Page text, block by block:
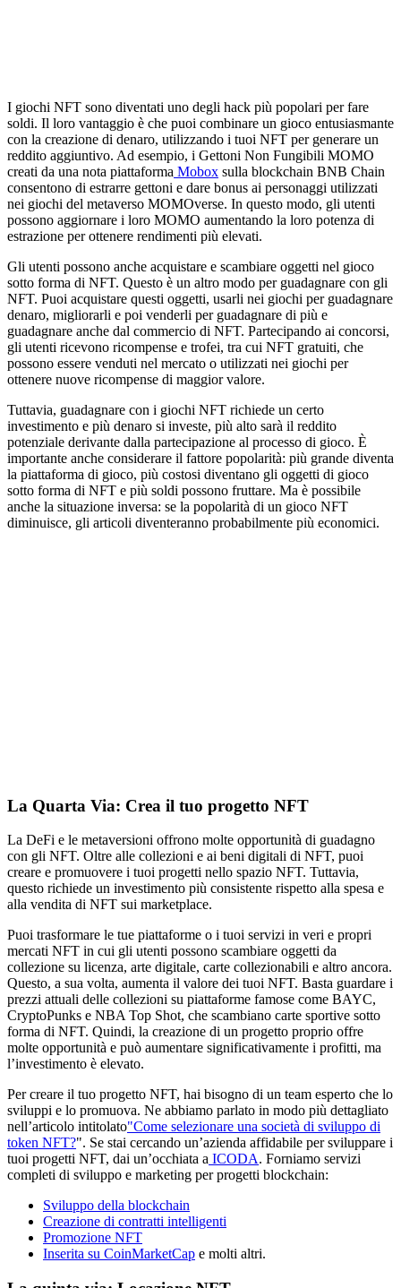
I giochi NFT sono diventati uno degli hack più popolari per fare
soldi. Il loro vantaggio è che puoi combinare un gioco entusiasmante
con la creazione di denaro, utilizzando i tuoi NFT per generare un
reddito aggiuntivo. Ad esempio, i Gettoni Non Fungibili MOMO
creati da una nota piattaforma Mobox sulla blockchain BNB Chain
consentono di estrarre gettoni e dare bonus ai personaggi utilizzati
nei giochi del metaverso MOMOverse. In questo modo, gli utenti
possono aggiornare i loro MOMO aumentando la loro potenza di
estrazione per ottenere rendimenti più elevati.
Gli utenti possono anche acquistare e scambiare oggetti nel gioco
sotto forma di NFT. Questo è un altro modo per guadagnare con gli
NFT. Puoi acquistare questi oggetti, usarli nei giochi per guadagnare
denaro, migliorarli e poi venderli per guadagnare di più e
guadagnare anche dal commercio di NFT. Partecipando ai concorsi,
gli utenti ricevono ricompense e trofei, tra cui NFT gratuiti, che
possono essere venduti nel mercato o utilizzati nei giochi per
ottenere nuove ricompense di maggior valore.
Tuttavia, guadagnare con i giochi NFT richiede un certo
investimento e più denaro si investe, più alto sarà il reddito
potenziale derivante dalla partecipazione al processo di gioco. È
importante anche considerare il fattore popolarità: più grande diventa
la piattaforma di gioco, più costosi diventano gli oggetti di gioco
sotto forma di NFT e più soldi possono fruttare. Ma è possibile
anche la situazione inversa: se la popolarità di un gioco NFT
diminuisce, gli articoli diventeranno probabilmente più economici.
La Quarta Via: Crea il tuo progetto NFT
La DeFi e le metaversioni offrono molte opportunità di guadagno
con gli NFT. Oltre alle collezioni e ai beni digitali di NFT, puoi
creare e promuovere i tuoi progetti nello spazio NFT. Tuttavia,
questo richiede un investimento più consistente rispetto alla spesa e
alla vendita di NFT sui marketplace.
Puoi trasformare le tue piattaforme o i tuoi servizi in veri e propri
mercati NFT in cui gli utenti possono scambiare oggetti da
collezione su licenza, arte digitale, carte collezionabili e altro ancora.
Questo, a sua volta, aumenta il valore dei tuoi NFT. Basta guardare i
prezzi attuali delle collezioni su piattaforme famose come BAYC,
CryptoPunks e NBA Top Shot, che scambiano carte sportive sotto
forma di NFT. Quindi, la creazione di un progetto proprio offre
molte opportunità e può aumentare significativamente i profitti, ma
l’investimento è elevato.
Per creare il tuo progetto NFT, hai bisogno di un team esperto che lo
sviluppi e lo promuova. Ne abbiamo parlato in modo più dettagliato
nell’articolo intitolato"Come selezionare una società di sviluppo di
token NFT?". Se stai cercando un’azienda affidabile per sviluppare i
tuoi progetti NFT, dai un’occhiata a ICODA. Forniamo servizi
completi di sviluppo e marketing per progetti blockchain:
Sviluppo della blockchain
Creazione di contratti intelligenti
Promozione NFT
Inserita su CoinMarketCap e molti altri.